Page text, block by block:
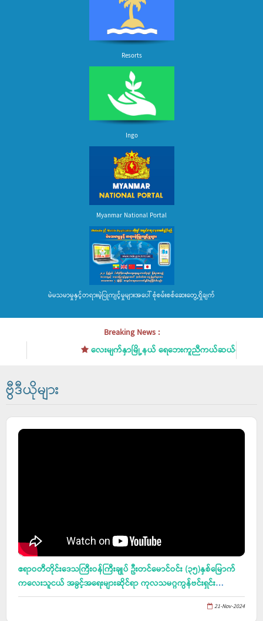
Resorts
Ingo
Myanmar National Portal
မဲမသမာမှုနှင့်တရားမဲ့ပြုကျင့်မှုများအပေါ် စုံစမ်းစစ်ဆေးတွေ့ရှိချက်
Breaking News :
လေးမျက်နှာမြို့နယ် ရေဘေးကူညီကယ်ဆယ်ရေးအခြေအနေ
ဗွီဒီယိုများ
ဧရာဝတီတိုင်းဒေသကြီးဝန်ကြီးချုပ် ဦးတင်မောင်ဝင်း (၃၅)နှစ်မြောက်
ကလေးသူငယ် အခွင့်အရေးများဆိုင်ရာ ကုလသမဂ္ဂကွန်ဗင်းရှင်း
နှစ်ပတ်လည်အထိမ်းအမှတ်၊ ကမ္ဘာ့ကလေးများနေ့ အခမ်းအနားသို့
တက်ရောက်၊ ကန်ကြီးထောင့် မူလတန်းကြိုကျောင်းအဆောက်အဦ ပန္
21-Nov-2024